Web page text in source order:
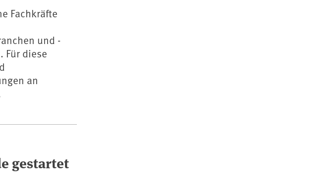
Fachkräfte
und -
Für diese
an
gestartet